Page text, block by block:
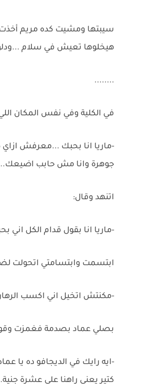
سيبتها ومشيت كده مريم أخذت
هيخلوها تعيش في سلام
........
في الكلية وفي نفس المكان
-ماريا انا بحبك ...معرفش
جوهرة وانا مش حابب
اتنهد وقال:
-ماريا انا بقول قدام الكل
ابتسمت وابتسامتي اتحولت
-مكنتش اتخيل اني اكسب
بصلي عماد بصدمة فغمزت
-ايه رايك في الديجافو ده يا
كتير يعني راهنا علي عشرة